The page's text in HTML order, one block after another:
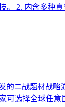
。 2. 内含多种
的二战题材
可选择全球任意